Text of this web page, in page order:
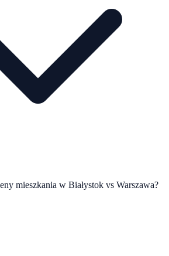
mieszkania w Białystok vs Warszawa?